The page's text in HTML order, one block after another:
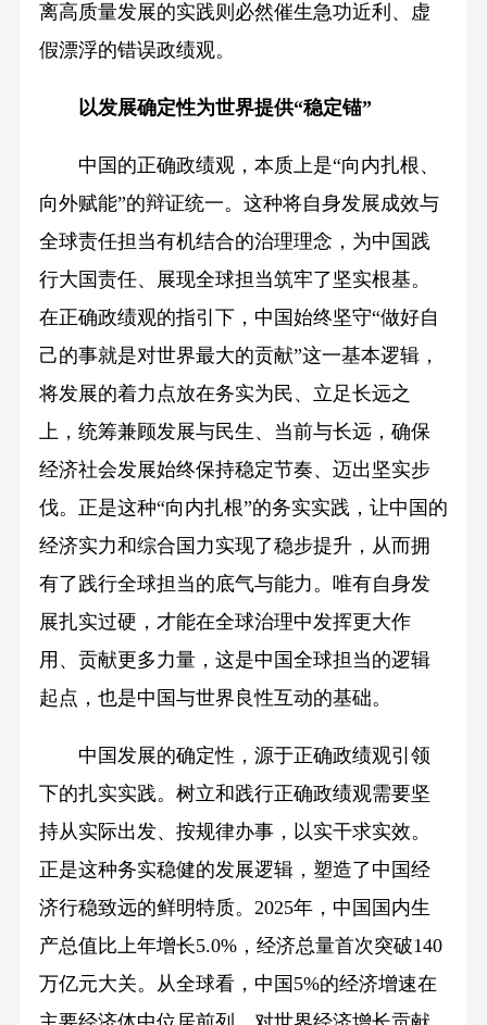
离高质量发展的实践则必然催生急功近利、虚
假漂浮的错误政绩观。
以发展确定性为世界提供“稳定锚”
中国的正确政绩观，本质上是“向内扎根、
向外赋能”的辩证统一。这种将自身发展成效与
全球责任担当有机结合的治理理念，为中国践
行大国责任、展现全球担当筑牢了坚实根基。
在正确政绩观的指引下，中国始终坚守“做好自
己的事就是对世界最大的贡献”这一基本逻辑，
将发展的着力点放在务实为民、立足长远之
上，统筹兼顾发展与民生、当前与长远，确保
经济社会发展始终保持稳定节奏、迈出坚实步
伐。正是这种“向内扎根”的务实实践，让中国的
经济实力和综合国力实现了稳步提升，从而拥
有了践行全球担当的底气与能力。唯有自身发
展扎实过硬，才能在全球治理中发挥更大作
用、贡献更多力量，这是中国全球担当的逻辑
起点，也是中国与世界良性互动的基础。
中国发展的确定性，源于正确政绩观引领
下的扎实实践。树立和践行正确政绩观需要坚
持从实际出发、按规律办事，以实干求实效。
正是这种务实稳健的发展逻辑，塑造了中国经
济行稳致远的鲜明特质。2025年，中国国内生
产总值比上年增长5.0%，经济总量首次突破140
万亿元大关。从全球看，中国5%的经济增速在